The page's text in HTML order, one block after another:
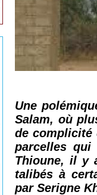
Une
Salam, où
de complicité
parcelles
Thioune, il y
talibés à
par Serigne